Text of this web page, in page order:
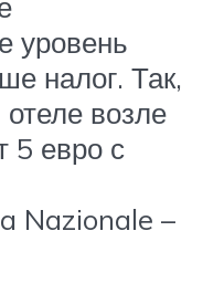
уровень
налог. Так,
возле
5 евро с
Nazionale –